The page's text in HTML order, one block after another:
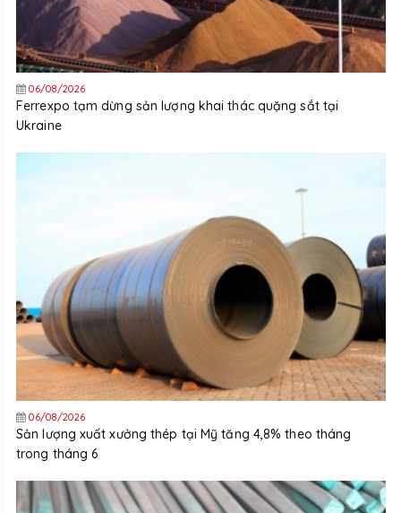
06/08/2026
Ferrexpo tạm dừng sản lượng khai thác quặng sắt tại
Ukraine
06/08/2026
Sản lượng xuất xưởng thép tại Mỹ tăng 4,8% theo tháng
trong tháng 6